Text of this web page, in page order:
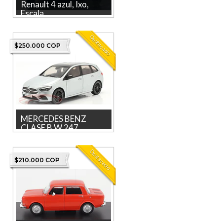
Renault 4 azul, Ixo,
Escala...
un impresionante modelo de
Ixo en escala 1:24, id...
$250.000 COP Destacado
MERCEDES BENZ
CLASE B W 247...
Escala 1/18, MARCA Z
MODELS La tienda más
grande en linea...
$210.000 COP Destacado